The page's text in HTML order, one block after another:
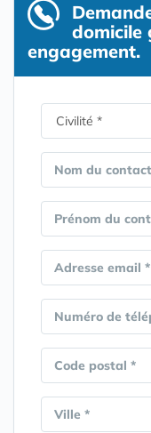
domicile
engagement.
Nom du
Prénom du
Adresse email *
Numéro de
Code postal *
Ville *